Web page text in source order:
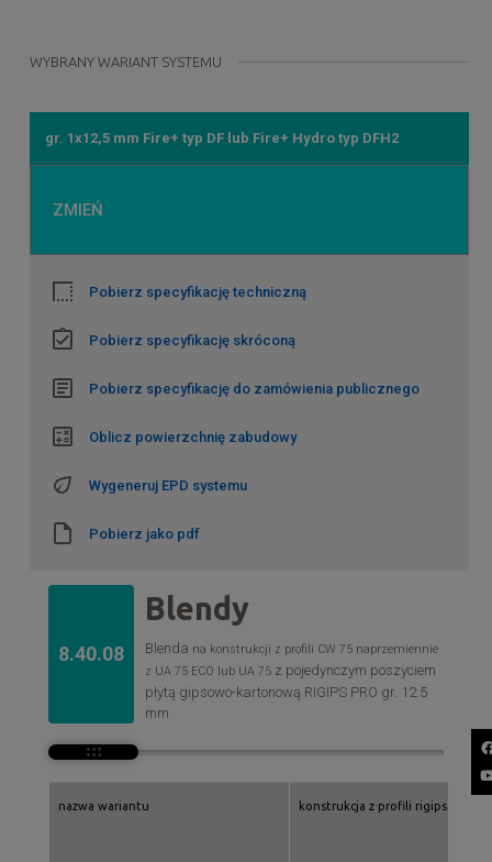
WYBRANY WARIANT SYSTEMU
gr. 1x12,5 mm Fire+ typ DF lub Fire+ Hydro typ DFH2
ZMIEŃ
Pobierz specyfikację techniczną
Pobierz specyfikację skróconą
Pobierz specyfikację do zamówienia publicznego
Oblicz powierzchnię zabudowy
Wygeneruj EPD systemu
Pobierz jako pdf
8.40.08
Blendy
Blenda na konstrukcji z profili CW 75 naprzemiennie
z UA 75 ECO lub UA 75 z pojedynczym poszyciem
płytą gipsowo-kartonową RIGIPS PRO gr. 12.5
mm
nazwa wariantu konstrukcja z profili rigips